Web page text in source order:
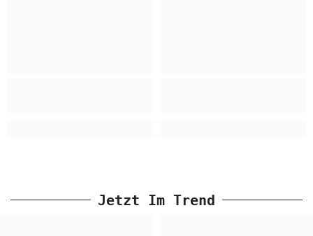
Jetzt Im Trend